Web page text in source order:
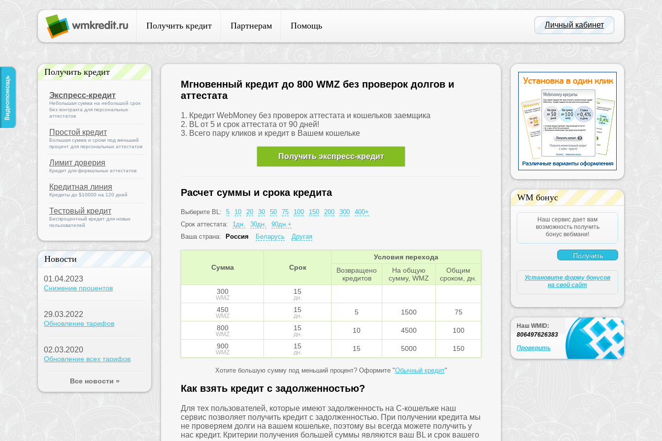
Получить кредит Партнерам Помощь Личный кабинет
Получить кредит
Экспресс-кредит
Небольшая сумма на небольшой срок
без контракта для персональных
аттестатов
Простой кредит
Большая сумма и сроки под меньший
процент для персональных аттестатов
Лимит доверия
Кредит для формальных аттестатов
Кредитная линия
Кредиты до $10000 на 120 дней
Тестовый кредит
Беспроцентный кредит для новых
пользователей
Новости
01.04.2023
Снижение процентов
29.03.2022
Обновление тарифов
02.03.2020
Обновление всех тарифов
Все новости »
Мгновенный кредит до 800 WMZ без проверок долгов и
аттестата
1. Кредит WebMoney без проверок аттестата и кошельков заемщика
2. BL от 5 и срок аттестата от 90 дней!
3. Всего пару кликов и кредит в Вашем кошельке
Получить экспресс-кредит
Расчет суммы и срока кредита
Выберите BL: 5 10 20 30 50 75 100 150 200 300
400+
Срок аттестата:
1дн. 30дн.
90дн.+
Ваша страна:
Россия Беларусь Другая
Сумма Срок
Условия перехода
Возвращено
кредитов
На общую
сумму, WMZ
Общим
сроком, дн.
300
WMZ
15
дн.
450
WMZ
15
дн. 5 1500
75
800
WMZ
15
дн. 10 4500
100
900
WMZ
15
дн. 15 5000 150
Хотите большую сумму под меньший процент? Оформите "Обычный кредит"
Как взять кредит с задолженностью?
Для тех пользователей, которые имеют задолженность на C-кошельке наш
сервис позволяет получить кредит с задолженностью. При получении кредита мы
не проверяем долги на вашем кошельке, поэтому вы всегда можете получить у
нас кредит. Критерии получения большей суммы являются ваш BL и срок вашего
WM бонус
Наш сервис дает вам
возможность получить
бонус вебмани!
Установите форму бонусов
на свой сайт
Наш WMID:
806497626383
Проверить